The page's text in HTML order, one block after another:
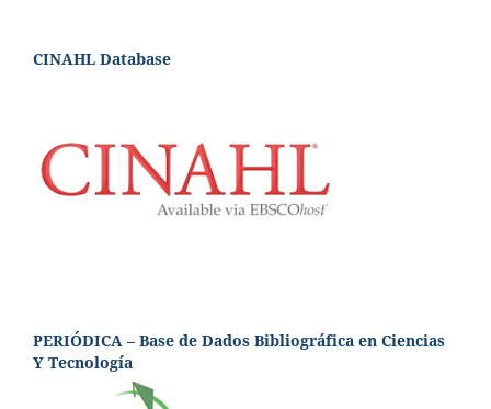
CINAHL Database
PERIÓDICA – Base de Dados Bibliográfica en Ciencias
Y Tecnología